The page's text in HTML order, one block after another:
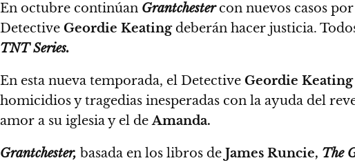
En octubre continúan Grantchestercon nuevos casos
Detective Geordie Keatingdeberán hacer justicia.
TNT Series.
En esta nueva temporada, el Detective Geordie Keating
homicidios y tragedias inesperadas con la ayuda del
amor a su iglesia y el deAmanda.
Grantchester, basada en los libros de James Runcie, The